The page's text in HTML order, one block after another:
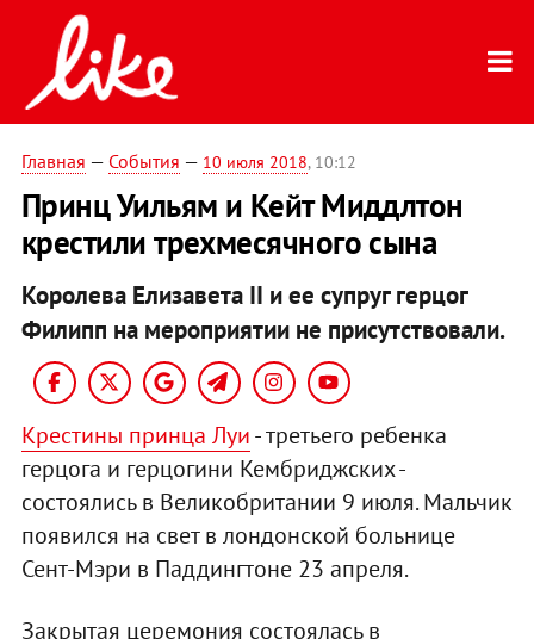
Главная — События — 10 июля 2018, 10:12
Принц Уильям и Кейт Миддлтон
крестили трехмесячного сына
Королева Елизавета II и ее супруг герцог
Филипп на мероприятии не присутствовали.
Крестины принца Луи- третьего ребенка
герцога и герцогини Кембриджских -
состоялись в Великобритании 9 июля. Мальчик
появился на свет в лондонской больнице
Сент-Мэри в Паддингтоне 23 апреля.
Закрытая церемония состоялась в